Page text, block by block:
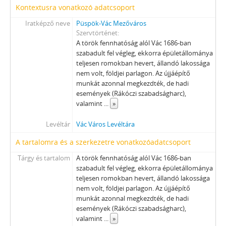
[Fond] 0075 - Vác Mezőváros Házipénztárának iratai, 1859–1872
[Fond] 0076 - Vác Mezőváros Adóhivatalának iratai, 1854–1872
[Fond] 0077 - Vác Mezőváros Törvényszékének iratai, 1851–1859
[Fond] 0078 - Vác Mezőváros Sommás Bíróságának iratai, 1869–1871
[Fond] 0091 - Vác Város Képviselő-testületének iratai, 1872–1950
[Fond] 0092 - Vác Város Tanácsának iratai (Tanácsülési jegyzőkönyvek), 1873–1925
[Fond] 0093 - Vác város polgármesterének iratai, 1849–1952
[Fond] 0094 - Vác Város Árvaszékének iratai, 1872 - 1956
[Fond] 0095 - Vác Város Házipénztárának és Számvevőségének iratai, 1857-1951
[Fond] 0096 - Vác Város Adóhivatalának iratai, 1873–1950
[Fond] 0098 - Vác város rendőrkapitányának iratai, 1883–1919
[Fond] 0099 - Vác város tiszti főügyészének iratai, 1938–1949
[Fond] 0100 - Vác város tisztiorvosának iratai, 1945–1951
[Fond] 0101 - Vác város állatorvosának iratai, 1944–1951
[Fond] 0102 - Vác Város Végrehajtói Hivatalának iratai, 1932
[Fond] 0103 - Vác Város Javadalmi Hivatalának iratai, 1950
[Fond] 0104 - Vác város szabályrendeleteinek levéltári gyűjteménye, 1871–1950
Kontextusra vonatkozó adatcsoport
Iratképző neve
Püspök-Vác Mezőváros
Szervtörténet
A török fennhatóság alól Vác 1686-ban
szabadult fel végleg, ekkorra épületállománya
teljesen romokban hevert, állandó lakossága
nem volt, földjei parlagon. Az újjáépítő
munkát azonnal megkezdték, de hadi
események (Rákóczi szabadságharc),
valamint ... »
Levéltár Vác Város Levéltára
A tartalomra és a szerkezetre vonatkozóadatcsoport
Tárgy és tartalom
A török fennhatóság alól Vác 1686-ban
szabadult fel végleg, ekkorra épületállománya
teljesen romokban hevert, állandó lakossága
nem volt, földjei parlagon. Az újjáépítő
munkát azonnal megkezdték, de hadi
események (Rákóczi szabadságharc),
valamint ... »